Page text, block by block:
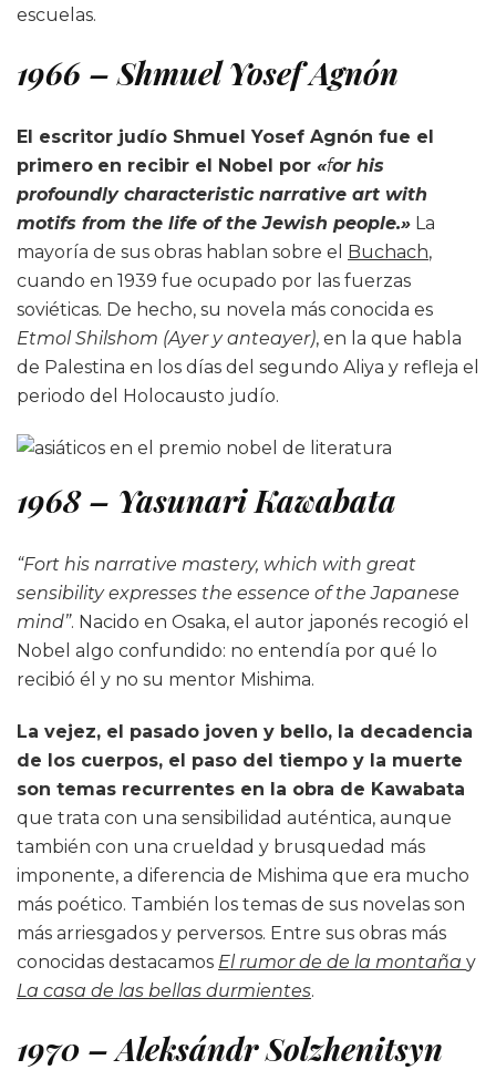
escuelas.
1966 – Shmuel Yosef Agnón
El escritor judío Shmuel Yosef Agnón fue el
primero en recibir el Nobel por «for his
profoundly characteristic narrative art with
motifs from the life of the Jewish people.» La
mayoría de sus obras hablan sobre el Buchach,
cuando en 1939 fue ocupado por las fuerzas
soviéticas. De hecho, su novela más conocida es
Etmol Shilshom (Ayer y anteayer), en la que habla
de Palestina en los días del segundo Aliya y refleja el
periodo del Holocausto judío.
1968 – Yasunari Kawabata
“Fort his narrative mastery, which with great
sensibility expresses the essence of the Japanese
mind”. Nacido en Osaka, el autor japonés recogió el
Nobel algo confundido: no entendía por qué lo
recibió él y no su mentor Mishima.
La vejez, el pasado joven y bello, la decadencia
de los cuerpos, el paso del tiempo y la muerte
son temas recurrentes en la obra de Kawabata
que trata con una sensibilidad auténtica, aunque
también con una crueldad y brusquedad más
imponente, a diferencia de Mishima que era mucho
más poético. También los temas de sus novelas son
más arriesgados y perversos. Entre sus obras más
conocidas destacamos El rumor de de la montaña y
La casa de las bellas durmientes.
1970 – AleksándrSolzhenitsyn